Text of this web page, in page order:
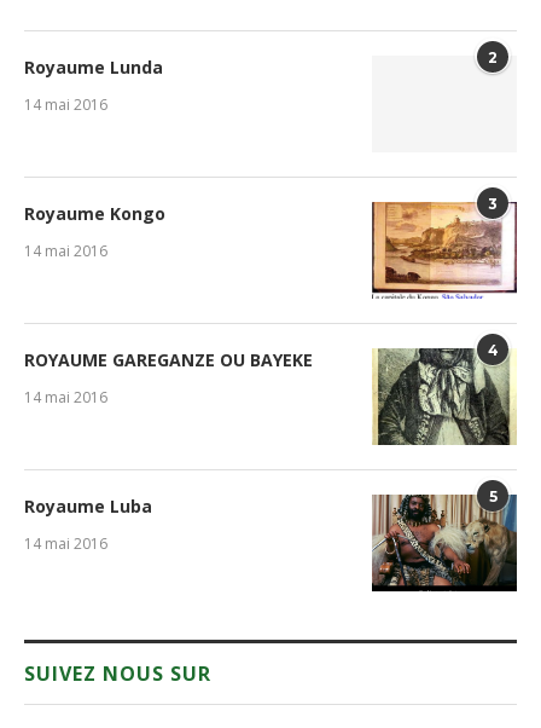
2
Royaume Lunda
14 mai 2016
3
Royaume Kongo
14 mai 2016
4
ROYAUME GAREGANZE OU BAYEKE
14 mai 2016
5
Royaume Luba
14 mai 2016
SUIVEZ NOUS SUR